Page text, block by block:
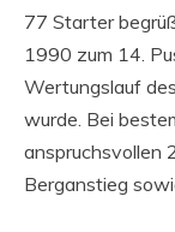
77 Starter
1990 zum 14.
Wertungslauf
wurde. Bei
anspruchsvollen
Berganstieg